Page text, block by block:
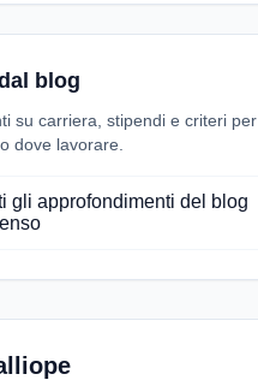
blog
su carriera, stipendi e criteri per
dove lavorare.
gli approfondimenti del blog